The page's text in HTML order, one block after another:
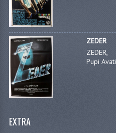
ZEDER
ZEDER,
Pupi
EXTRA